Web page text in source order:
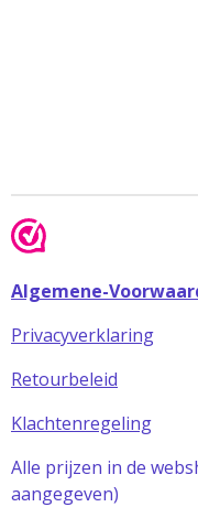
Algemene-
Privacyverklaring
Retourbeleid
Klachtenregeling
Alle prijzen in de
aangegeven)